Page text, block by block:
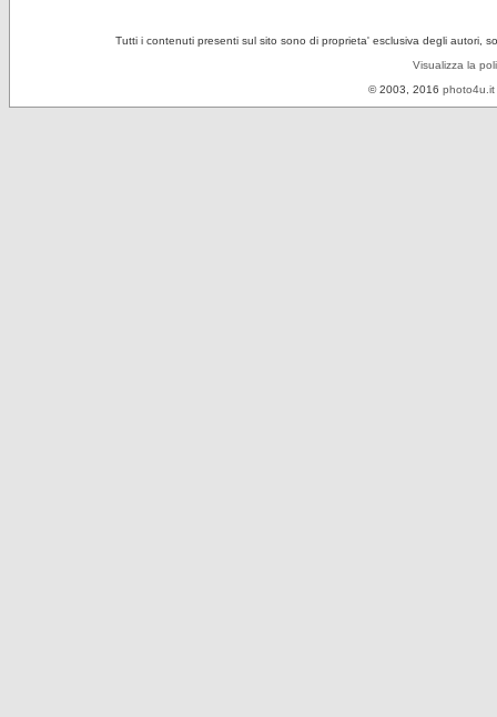
Tutti i contenuti presenti sul sito sono di proprieta' esclusiva degli autori,
Visualizza la
© 2003, 2016 photo4u.it